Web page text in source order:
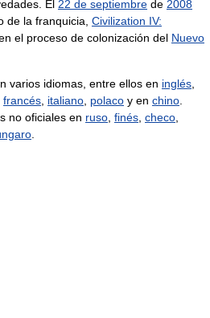
El 22 de septiembre de 2008
de la franquicia, Civilization IV:
el proceso de colonización del Nuevo
varios idiomas, entre ellos en inglés
francés italiano polaco y en chino
no oficiales en ruso finés checo